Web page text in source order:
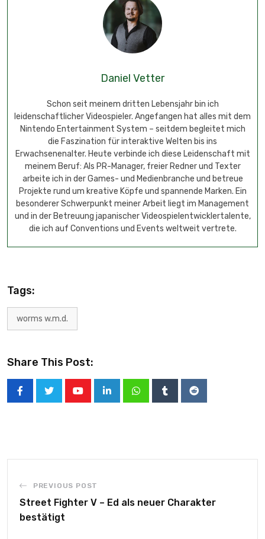
Daniel Vetter
Schon seit meinem dritten Lebensjahr bin ich
leidenschaftlicher Videospieler. Angefangen hat alles mit dem
Nintendo Entertainment System – seitdem begleitet mich
die Faszination für interaktive Welten bis ins
Erwachsenenalter. Heute verbinde ich diese Leidenschaft mit
meinem Beruf: Als PR-Manager, freier Redner und Texter
arbeite ich in der Games- und Medienbranche und betreue
Projekte rund um kreative Köpfe und spannende Marken. Ein
besonderer Schwerpunkt meiner Arbeit liegt im Management
und in der Betreuung japanischer Videospielentwicklertalente,
die ich auf Conventions und Events weltweit vertrete.
Tags:
worms w.m.d.
Share This Post:
PREVIOUS POST
Street Fighter V – Ed als neuer Charakter
bestätigt